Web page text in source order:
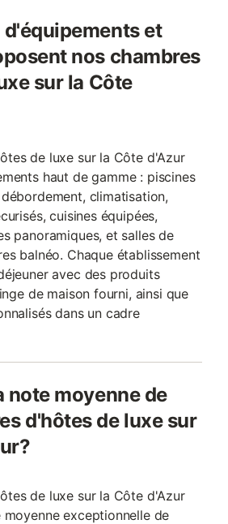
et
nos chambres
sur la Côte
de luxe sur la Côte d'Azur
haut de gamme : piscines
climatisation,
cuisines équipées,
panoramiques, et salles de
balnéo. Chaque établissement
avec des produits
de maison fourni, ainsi que
dans un cadre
note moyenne de
d'hôtes de luxe sur
de luxe sur la Côte d'Azur
exceptionnelle de